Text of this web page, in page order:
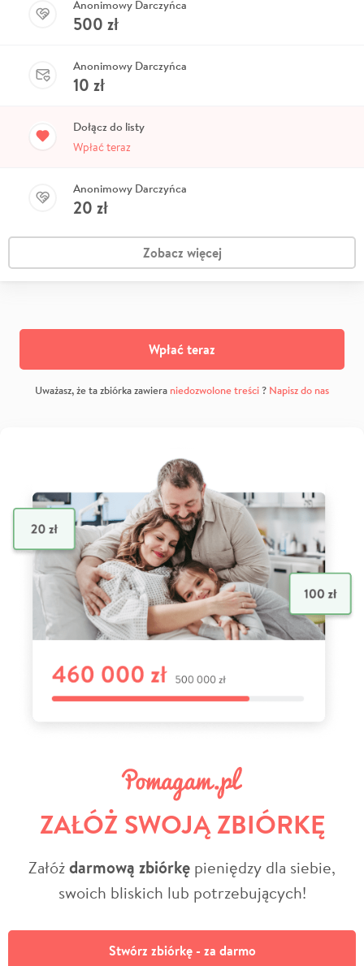
Anonimowy Darczyńca
500 zł
Anonimowy Darczyńca
10 zł
Dołącz do listy
Wpłać teraz
Anonimowy Darczyńca
20 zł
Zobacz więcej
Wpłać teraz
Uważasz, że ta zbiórka zawiera niedozwolone treści? Napisz do nas
ZAŁÓŻ SWOJĄ ZBIÓRKĘ
Załóżdarmową zbiórkę pieniędzy dla siebie,
swoich bliskich lub potrzebujących!
Stwórz zbiórkę - za darmo